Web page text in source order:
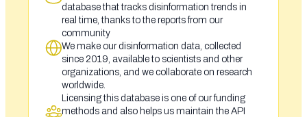
database that tracks disinformation trends in
real time, thanks to the reports from our
community
We make our disinformation data, collected
since 2019, available to scientists and other
organizations, and we collaborate on research
worldwide.
Licensing this database is one of our funding
methods and also helps us maintain the API